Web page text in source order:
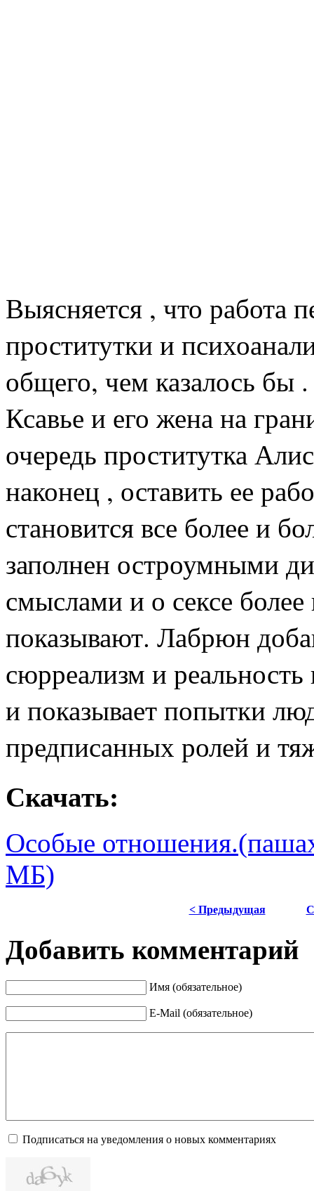
Выясняется , что работа
проститутки и
общего, чем казалось бы
Ксавье и его жена на
очередь проститутка
наконец , оставить ее
становится все более и
заполнен остроумными
смыслами и о сексе более
показывают. Лабрюн
сюрреализм и
и показывает попытки
предписанных ролей и
Скачать:
Особые
МБ)
< Предыдущая
Добавить комментарий
Имя (обязательное)
E-Mail (обязательное)
Подписаться на уведомления о новых комментариях